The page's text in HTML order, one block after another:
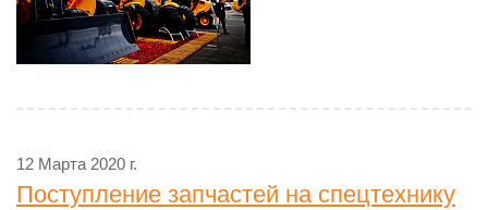
12 Марта 2020 г.
Поступление запчастей на спецтехнику